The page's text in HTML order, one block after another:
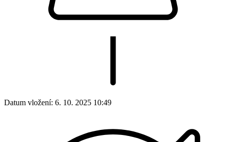
Datum vložení: 6. 10. 2025 10:49